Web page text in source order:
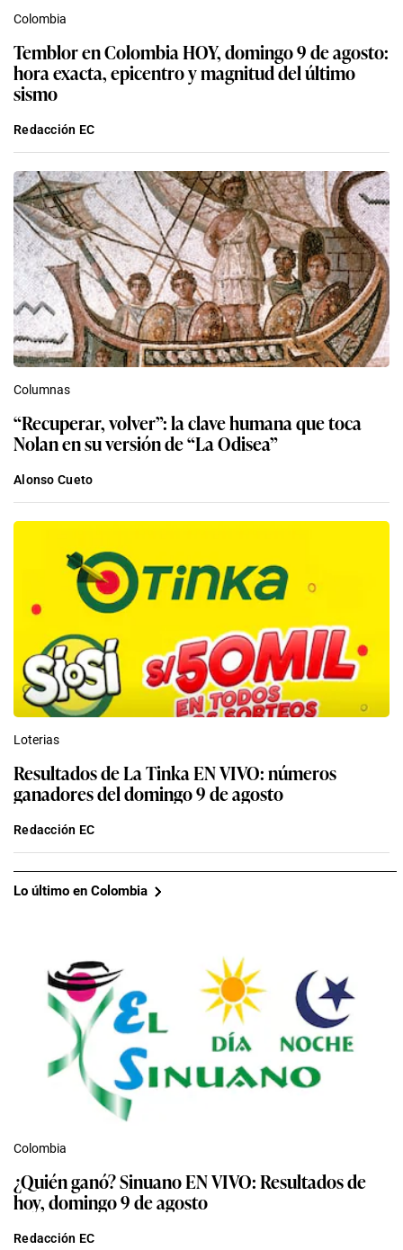
Colombia
Temblor en Colombia HOY, domingo 9 de agosto:
hora exacta, epicentro y magnitud del último
sismo
Redacción EC
Columnas
“Recuperar, volver”: la clave humana que toca
Nolan en su versión de “La Odisea”
Alonso Cueto
Loterias
Resultados de La Tinka EN VIVO: números
ganadores del domingo 9 de agosto
Redacción EC
Lo último en Colombia
Colombia
¿Quién ganó? Sinuano EN VIVO: Resultados de
hoy, domingo 9 de agosto
Redacción EC